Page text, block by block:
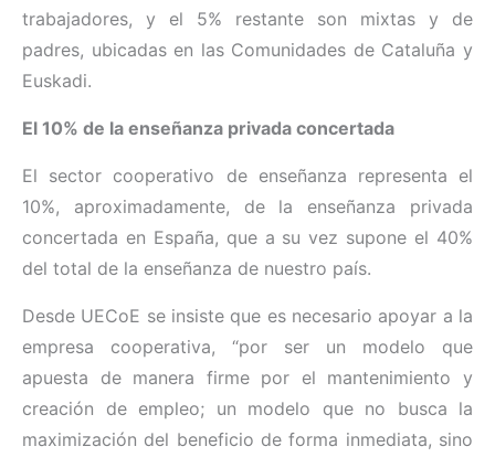
trabajadores, y el 5% restante son mixtas y de
padres, ubicadas en las Comunidades de Cataluña y
Euskadi.
El 10% de la enseñanza privada concertada
El sector cooperativo de enseñanza representa el
10%, aproximadamente, de la enseñanza privada
concertada en España, que a su vez supone el 40%
del total de la enseñanza de nuestro país.
Desde UECoE se insiste que es necesario apoyar a la
empresa cooperativa, “por ser un modelo que
apuesta de manera firme por el mantenimiento y
creación de empleo; un modelo que no busca la
maximización del beneficio de forma inmediata, sino